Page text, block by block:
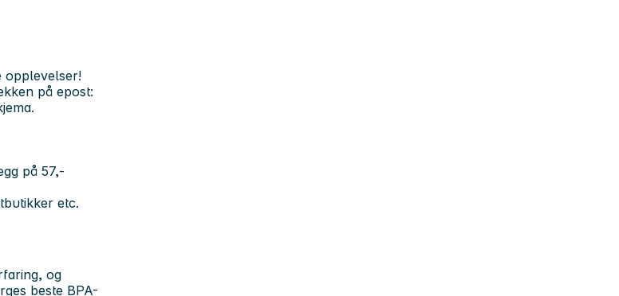
opplevelser!
på epost:
på 57,-
etc.
og
beste BPA-